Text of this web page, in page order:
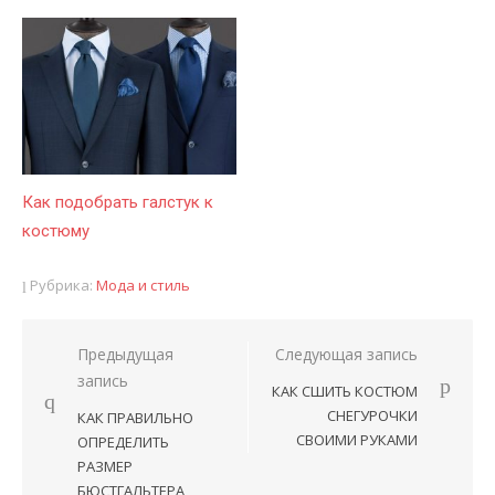
Как подобрать галстук к
костюму
Рубрика: Мода и стиль
Навигация
по
записям
Предыдущая
запись
КАК ПРАВИЛЬНО
ОПРЕДЕЛИТЬ
РАЗМЕР
БЮСТГАЛЬТЕРА
Следующая запись
КАК СШИТЬ КОСТЮМ
СНЕГУРОЧКИ
СВОИМИ РУКАМИ